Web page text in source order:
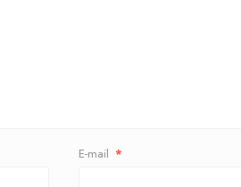
E-mail *